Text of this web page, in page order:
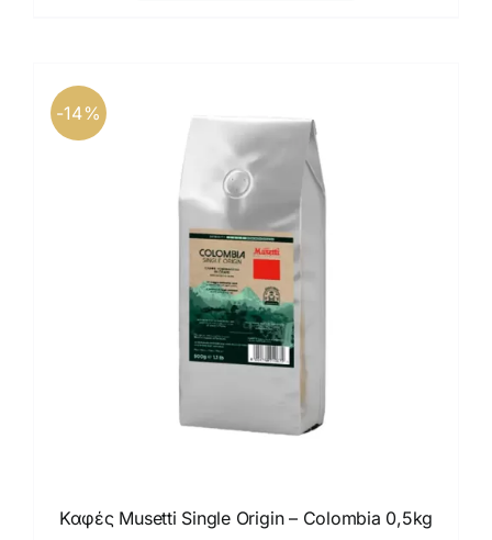
-14%
Καφές Musetti Single Origin – Colombia 0,5kg